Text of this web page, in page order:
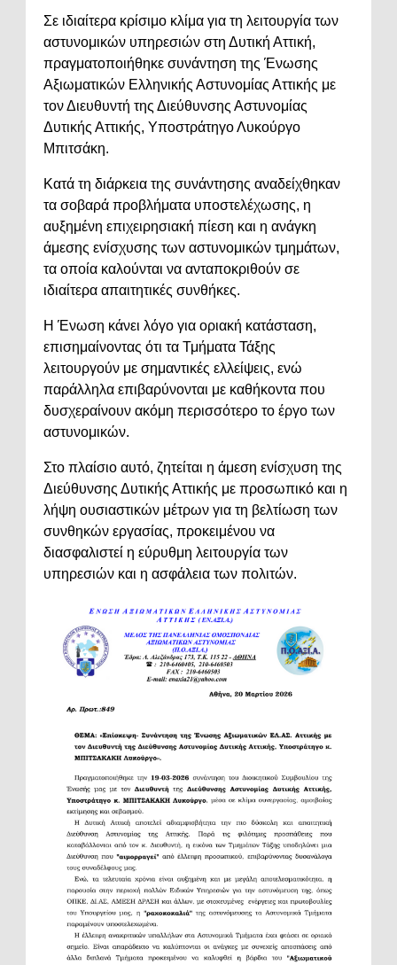
Σε ιδιαίτερα κρίσιμο κλίμα για τη λειτουργία των
αστυνομικών υπηρεσιών στη Δυτική Αττική,
πραγματοποιήθηκε συνάντηση της Ένωσης
Αξιωματικών Ελληνικής Αστυνομίας Αττικής με
τον Διευθυντή της Διεύθυνσης Αστυνομίας
Δυτικής Αττικής, Υποστράτηγο Λυκούργο
Μπιτσάκη.
Κατά τη διάρκεια της συνάντησης αναδείχθηκαν
τα σοβαρά προβλήματα υποστελέχωσης, η
αυξημένη επιχειρησιακή πίεση και η ανάγκη
άμεσης ενίσχυσης των αστυνομικών τμημάτων,
τα οποία καλούνται να ανταποκριθούν σε
ιδιαίτερα απαιτητικές συνθήκες.
Η Ένωση κάνει λόγο για οριακή κατάσταση,
επισημαίνοντας ότι τα Τμήματα Τάξης
λειτουργούν με σημαντικές ελλείψεις, ενώ
παράλληλα επιβαρύνονται με καθήκοντα που
δυσχεραίνουν ακόμη περισσότερο το έργο των
αστυνομικών.
Στο πλαίσιο αυτό, ζητείται η άμεση ενίσχυση της
Διεύθυνσης Δυτικής Αττικής με προσωπικό και η
λήψη ουσιαστικών μέτρων για τη βελτίωση των
συνθηκών εργασίας, προκειμένου να
διασφαλιστεί η εύρυθμη λειτουργία των
υπηρεσιών και η ασφάλεια των πολιτών.